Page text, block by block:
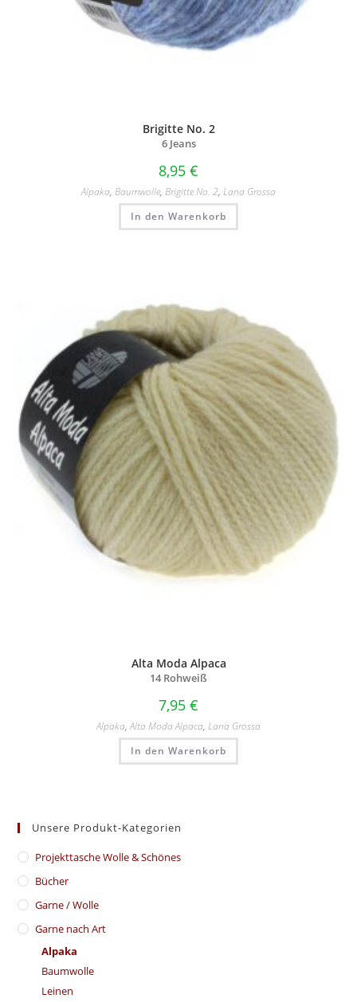
Brigitte No. 2
6 Jeans
8,95 €
Alpaka, Baumwolle, Brigitte No. 2, Lana Grossa
In den Warenkorb
Alta Moda Alpaca
14 Rohweiß
7,95 €
Alpaka,Alta Moda Alpaca, Lana Grossa
In den Warenkorb
Unsere Produkt-Kategorien
​Projekttasche Wolle & Schönes
Bücher
Garne / Wolle
Garne nach Art
Alpaka
Baumwolle
Leinen